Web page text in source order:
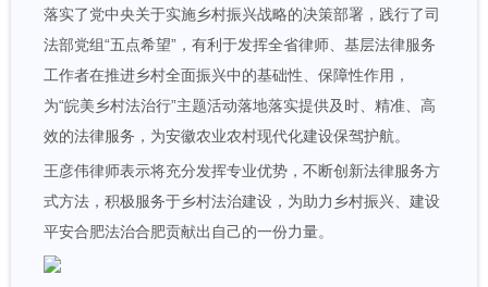
落实了党中央关于实施乡村振兴战略的决策部署，践行了司
法部党组“五点希望”，有利于发挥全省律师、基层法律服务
工作者在推进乡村全面振兴中的基础性、保障性作用，
为“皖美乡村法治行”主题活动落地落实提供及时、精准、高
效的法律服务，为安徽农业农村现代化建设保驾护航。
王彦伟律师表示将充分发挥专业优势，不断创新法律服务方
式方法，积极服务于乡村法治建设，为助力乡村振兴、建设
平安合肥法治合肥贡献出自己的一份力量。